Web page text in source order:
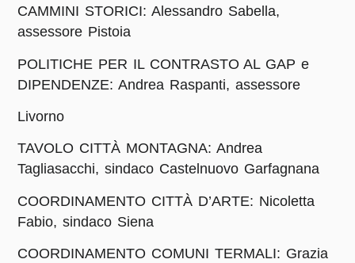
CAMMINI STORICI: Alessandro Sabella,
assessore Pistoia
POLITICHE PER IL CONTRASTO AL GAP e
DIPENDENZE: Andrea Raspanti, assessore
Livorno
TAVOLO CITTÀ MONTAGNA: Andrea
Tagliasacchi, sindaco Castelnuovo Garfagnana
COORDINAMENTO CITTÀ D’ARTE: Nicoletta
Fabio, sindaco Siena
COORDINAMENTO COMUNI TERMALI: Grazia